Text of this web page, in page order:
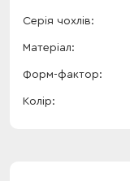
Серія чохлів
Матеріал
Форм-фактор
Колір